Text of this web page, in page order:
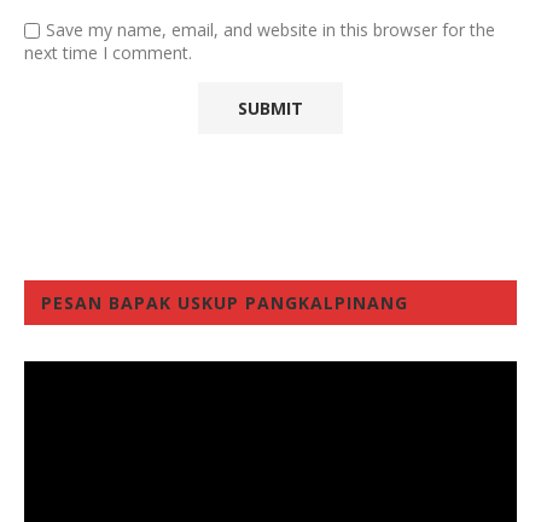
Save my name, email, and website in this browser for the
next time I comment.
PESAN BAPAK USKUP PANGKALPINANG